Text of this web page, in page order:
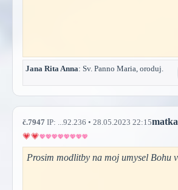
Jana Rita Anna: Sv. Panno Maria, oroduj.
č.7947 IP: ...92.236 • 28.05.2023 22:15matka
Prosim modlitby na moj umysel Bohu